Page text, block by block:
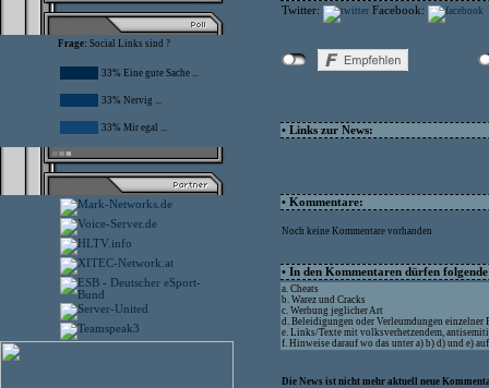
Frage: Social Links sind ?
33% Eine gute Sache ...
33% Nervig ...
33% Mir egal ...
Twitter:
Facebook:
• Links zur News:
• Kommentare:
Noch keine Kommentare vorhanden
• In den Kommentaren dürfen
a. Cheats
b. Warez und Cracks
c. Werbung jeglicher Art
d. Beleidigungen oder Verleumdungen einzelner
e. Links/Texte mit volksverhetzendem,
f. Hinweise darauf wo das unter a) b) d) und e)
Die News ist nicht mehr aktuell neue